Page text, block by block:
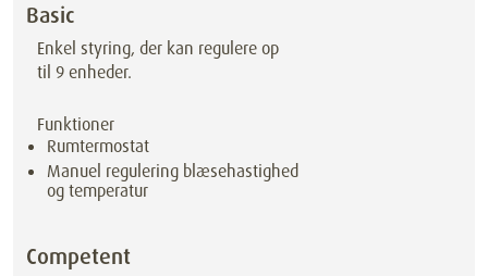
Basic
Enkel styring, der kan regulere op
til 9 enheder.
Funktioner
Rumtermostat
Manuel regulering blæsehastighed
og temperatur
Competent